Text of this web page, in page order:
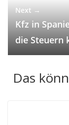
Next →
Kfz in
die Steuern
Das